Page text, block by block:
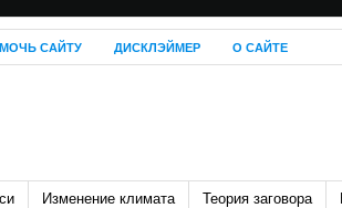
САЙТУ ДИСКЛЭЙМЕР О САЙТЕ
Изменение климата Теория заговора